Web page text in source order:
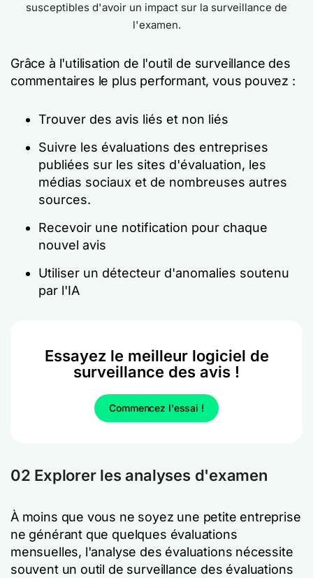
susceptibles d'avoir un impact sur la surveillance de
l'examen.
Grâce à l'utilisation de l'outil de surveillance des
commentaires le plus performant, vous pouvez :
Trouver des avis liés et non liés
Suivre les évaluations des entreprises
publiées sur les sites d'évaluation, les
médias sociaux et de nombreuses autres
sources.
Recevoir une notification pour chaque
nouvel avis
Utiliser un détecteur d'anomalies soutenu
par l'IA
Essayez le meilleur logiciel de
surveillance des avis !
Commencez l'essai !
02 Explorer les analyses d'examen
À moins que vous ne soyez une petite entreprise
ne générant que quelques évaluations
mensuelles, l'analyse des évaluations nécessite
souvent un outil de surveillance des évaluations